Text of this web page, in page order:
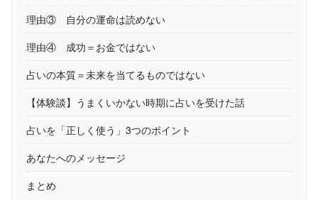
理由③ 自分の運命は読めない
理由④ 成功＝お金ではない
占いの本質＝未来を当てるものではない
【体験談】うまくいかない時期に占いを受けた話
占いを「正しく使う」3つのポイント
あなたへのメッセージ
まとめ